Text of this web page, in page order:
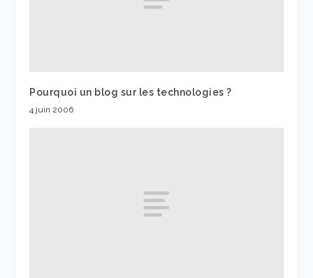
Pourquoi un blog sur les technologies ?
4 juin 2006